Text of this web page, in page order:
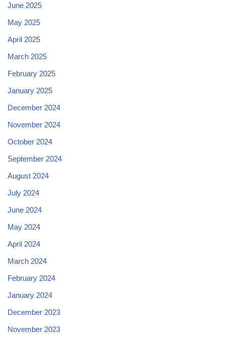
June 2025
May 2025
April 2025
March 2025
February 2025
January 2025
December 2024
November 2024
October 2024
September 2024
August 2024
July 2024
June 2024
May 2024
April 2024
March 2024
February 2024
January 2024
December 2023
November 2023